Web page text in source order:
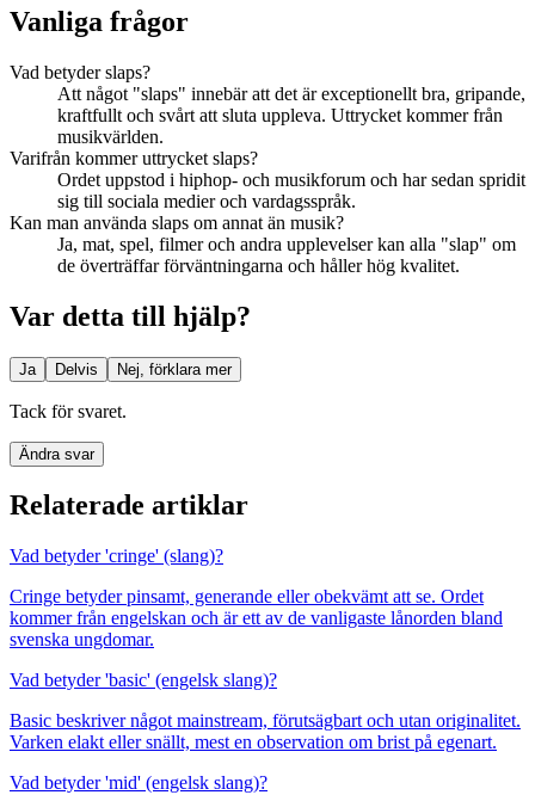
Vanliga frågor
Vad betyder slaps?
Att något "slaps" innebär att det är exceptionellt bra, gripande,
kraftfullt och svårt att sluta uppleva. Uttrycket kommer från
musikvärlden.
Varifrån kommer uttrycket slaps?
Ordet uppstod i hiphop- och musikforum och har sedan spridit
sig till sociala medier och vardagsspråk.
Kan man använda slaps om annat än musik?
Ja, mat, spel, filmer och andra upplevelser kan alla "slap" om
de överträffar förväntningarna och håller hög kvalitet.
Var detta till hjälp?
Ja Delvis Nej, förklara mer
Tack för svaret.
Ändra svar
Relaterade artiklar
Vad betyder 'cringe' (slang)?
Cringe betyder pinsamt, generande eller obekvämt att se. Ordet
kommer från engelskan och är ett av de vanligaste lånorden bland
svenska ungdomar.
Vad betyder 'basic' (engelsk slang)?
Basic beskriver något mainstream, förutsägbart och utan originalitet.
Varken elakt eller snällt, mest en observation om brist på egenart.
Vad betyder 'mid' (engelsk slang)?